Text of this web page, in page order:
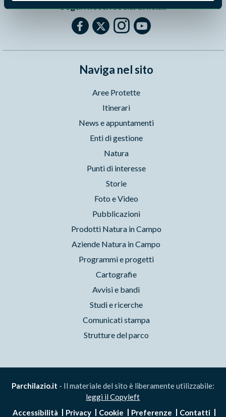
Segui i nostri social ufficiali
Naviga nel sito
Aree Protette
Itinerari
News e appuntamenti
Enti di gestione
Natura
Punti di interesse
Storie
Foto e Video
Pubblicazioni
Prodotti Natura in Campo
Aziende Natura in Campo
Programmi e progetti
Cartografie
Avvisi e bandi
Studi e ricerche
Comunicati stampa
Strutture del parco
Parchilazio.it - Il materiale del sito è liberamente utilizzabile:
leggi il Copyleft
Accessibilità
Privacy Cookie Preferenze Contatti